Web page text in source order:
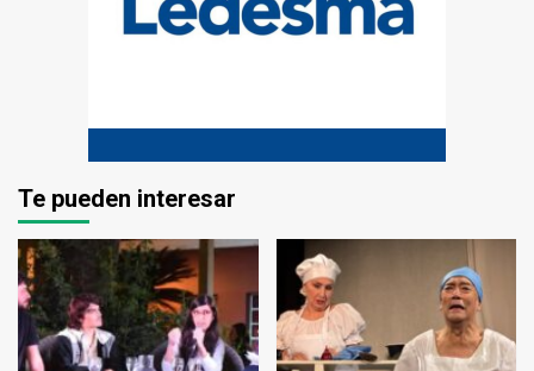
Te pueden interesar